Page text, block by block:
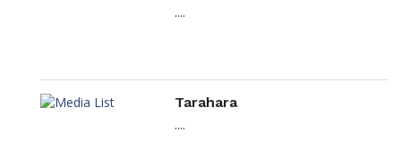
....
Tarahara
....